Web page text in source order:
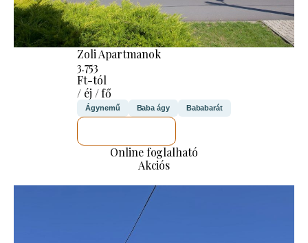
Zoli Apartmanok
3.753
Ft-tól
/ éj / fő
Ágynemű Baba ágy Bababarát
Online foglalható
Akciós